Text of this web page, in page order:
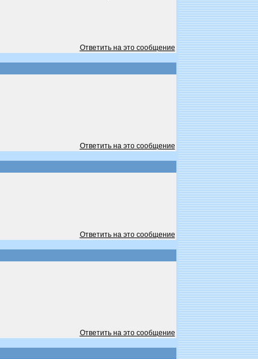
Ответить на это сообщение
Ответить на это сообщение
Ответить на это сообщение
Ответить на это сообщение